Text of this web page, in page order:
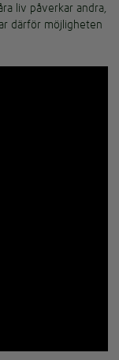
liv påverkar andra,
därför möjligheten